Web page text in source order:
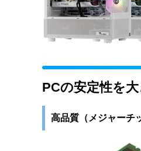
PCの安定性を
高品質（メジャーチ